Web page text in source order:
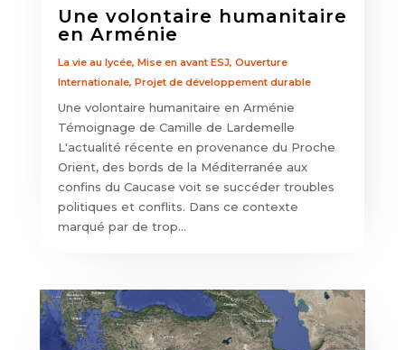
Une volontaire humanitaire
en Arménie
La vie au lycée, Mise en avant ESJ, Ouverture
Internationale, Projet de développement durable
Une volontaire humanitaire en Arménie
Témoignage de Camille de Lardemelle
L'actualité récente en provenance du Proche
Orient, des bords de la Méditerranée aux
confins du Caucase voit se succéder troubles
politiques et conflits. Dans ce contexte
marqué par de trop...